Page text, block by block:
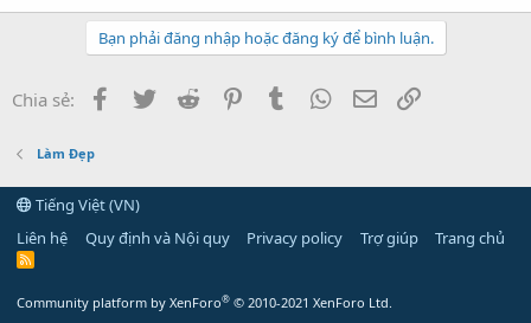
Bạn phải đăng nhập hoặc đăng ký để bình luận.
Chia sẻ: Facebook
Twitter Reddit PinterestTumblr WhatsApp
Email
Làm Đẹp
Tiếng Việt (VN)
Liên hệ
Quy định và Nội quy Privacy policy Trợ giúp Trang chủ
R
Community platform by XenForo® © 2010-2021 XenForo Ltd.